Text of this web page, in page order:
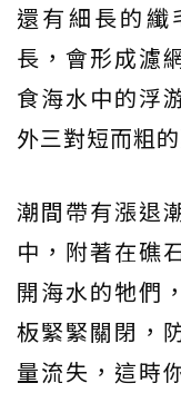
還有細長的纖
長，會形成濾
食海水中的浮
外三對短而粗
潮間帶有漲退
中，附著在礁
開海水的牠們
板緊緊關閉，
量流失，這時